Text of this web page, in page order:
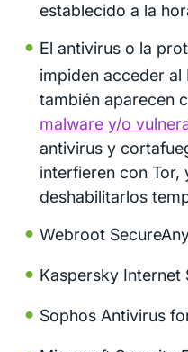
establecido a la
El antivirus o la
impiden acceder al
también aparecen
malware y/o
antivirus y
interfieren con Tor,
deshabilitarlos
Webroot
Kaspersky Internet
Sophos Antivirus